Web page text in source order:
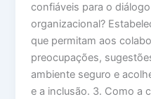
confiáveis para o
organizacional?
que permitam aos
preocupações,
ambiente seguro e
e a inclusão. 3. Como a